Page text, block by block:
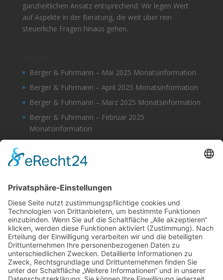
ganzheitlichen Ansatz entsprechend: Wir legen Wert
auf Aspekte in der Beratung, die weit über rein
steuerliche Fragen hinaus gehen.
Berger & Fuhrmann – Mai 2025 Monatsinformation
Berger & Fuhrmann – April 2025 Monatsinformation
Berger & Fuhrmann – März 2025 Monatsinformation
Berger & Fuhrmann – Februar 2025
Monatsinformation
Monatsinformation
Suche
Datenschutz
Cookie-Einstellungen
Sonstige
Kontakt